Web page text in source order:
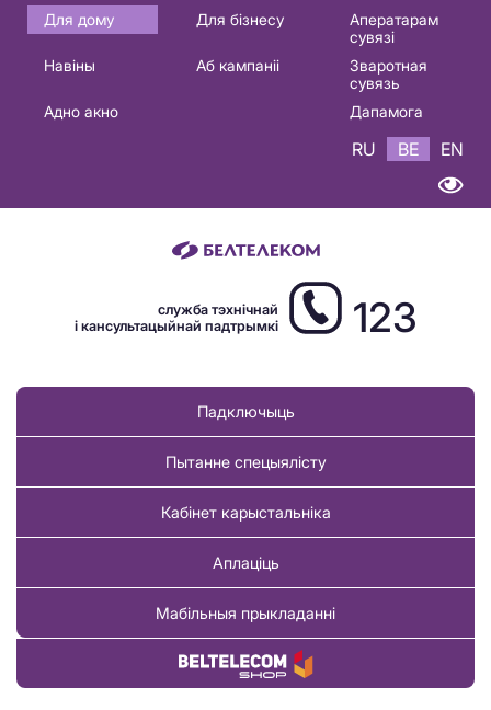
Основная
навигация
Для дому Для бізнесу
Аператарам
сувязі
Навіны
Аб кампаніі
Зваротная
сувязь
Адно акно
Дапамога
RU BE EN
служба тэхнічнай
і кансультацыйнай падтрымкі
123
Падключыць
Пытанне спецыялісту
Кабінет карыстальніка
Аплаціць
Мабільныя прыкладанні
Купіць тавар